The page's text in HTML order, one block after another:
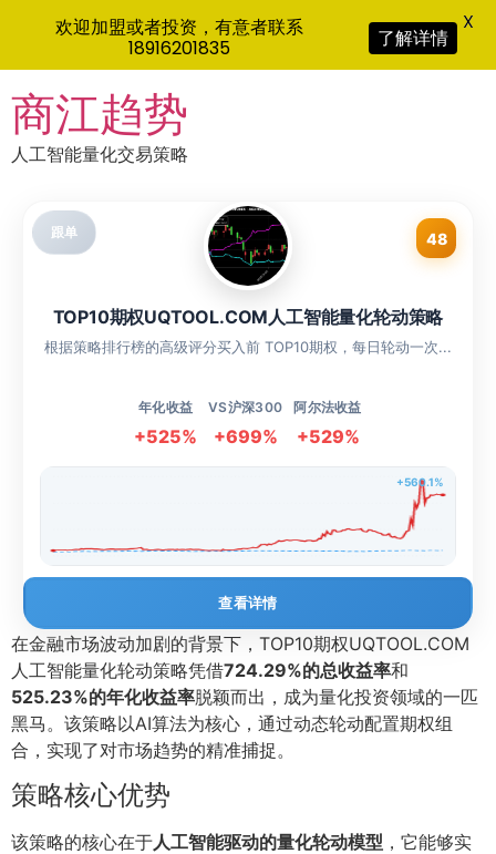
to
content
商江趋势
人工智能量化交易策略
跟单 48
TOP10期权UQTOOL.COM人工智能量化轮动策略
根据策略排行榜的高级评分买入前 TOP10期权，每日轮动一次...
年化收益
+525%
VS沪深300
+699%
阿尔法收益
+529%
+560.1%
查看详情
在金融市场波动加剧的背景下，TOP10期权UQTOOL.COM
人工智能量化轮动策略凭借724.29%的总收益率和
525.23%的年化收益率脱颖而出，成为量化投资领域的一匹
黑马。该策略以AI算法为核心，通过动态轮动配置期权组
合，实现了对市场趋势的精准捕捉。
策略核心优势
该策略的核心在于人工智能驱动的量化轮动模型 ，它能够实
欢迎加盟或者投资，有意者联系
18916201835
了解详情
X